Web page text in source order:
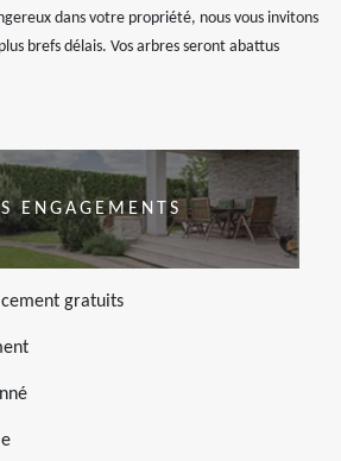
dans votre propriété, nous vous invitons
brefs délais. Vos arbres seront abattus
ENGAGEMENTS
gratuits